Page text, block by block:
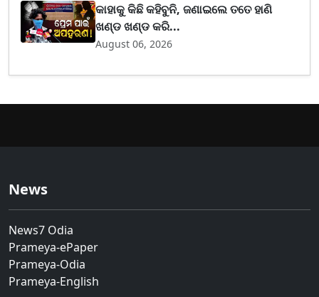
କାହାକୁ କିଛି କହିବୁନି, ଜଣାଇଲେ ତତେ ହାଣି
ଖଣ୍ଡ ଖଣ୍ଡ କରି...
August 06, 2026
News
News7 Odia
Prameya-ePaper
Prameya-Odia
Prameya-English